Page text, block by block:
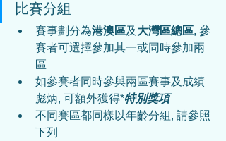
比賽分組
賽事劃分為港澳區及 大灣區總區, 參
賽者可選擇參加其一或同時參加兩
區
如參賽者同時參與兩區賽事及成績
彪炳, 可額外獲得*特別獎項
不同賽區都同樣以年齡分組, 請參照
下列